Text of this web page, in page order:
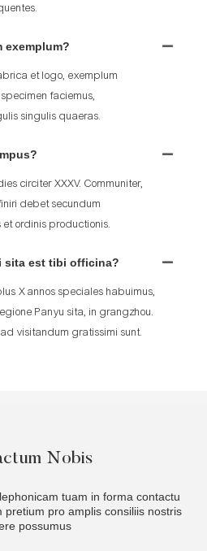
exemplum?
et logo, exemplum
faciemus,
singulis quaeras.
circiter XXXV. Communiter,
debet secundum
ordinis productionis.
sita est tibi officina?
X annos speciales habuimus,
Panyu sita, in grangzhou.
visitandum gratissimi sunt.
Nobis
tuam in forma contactu
pretium pro amplis consiliis nostris
possumus